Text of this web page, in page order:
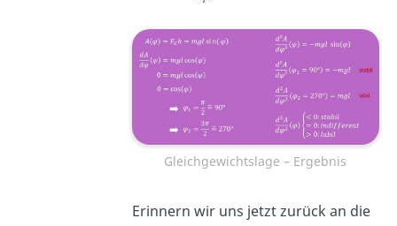
Gleichgewichtslage – Ergebnis
Erinnern wir uns jetzt zurück an die